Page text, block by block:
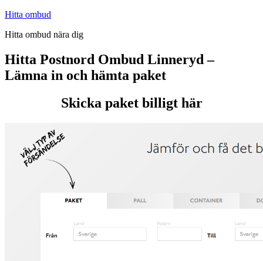
Hoppa
innehåll
Hitta ombud
Hitta ombud nära dig
Hitta Postnord Ombud Linneryd –
Lämna in och hämta paket
Skicka paket billigt här